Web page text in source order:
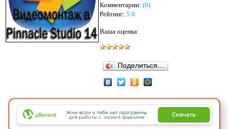
Комментарии: (0)
Рейтинг: 5.0
Ваша оценка:
Поделиться…